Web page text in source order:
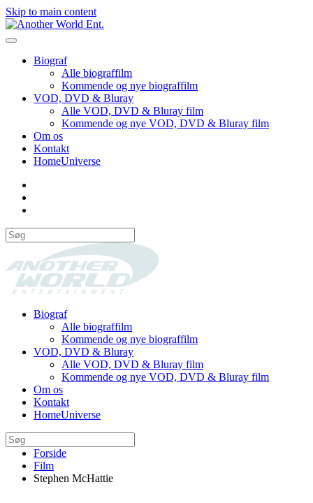
Skip to main content
Biograf
Alle biograffilm
Kommende og nye biograffilm
VOD, DVD & Bluray
Alle VOD, DVD & Bluray film
Kommende og nye VOD, DVD & Bluray film
Om os
Kontakt
HomeUniverse
Biograf
Alle biograffilm
Kommende og nye biograffilm
VOD, DVD & Bluray
Alle VOD, DVD & Bluray film
Kommende og nye VOD, DVD & Bluray film
Om os
Kontakt
HomeUniverse
Forside
Film
Stephen McHattie